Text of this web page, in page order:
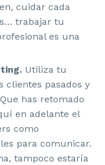
cuidar cada
trabajar tu
es una
Utiliza tu
clientes pasados y
has retomado
en adelante el
como
para comunicar.
tampoco estaría